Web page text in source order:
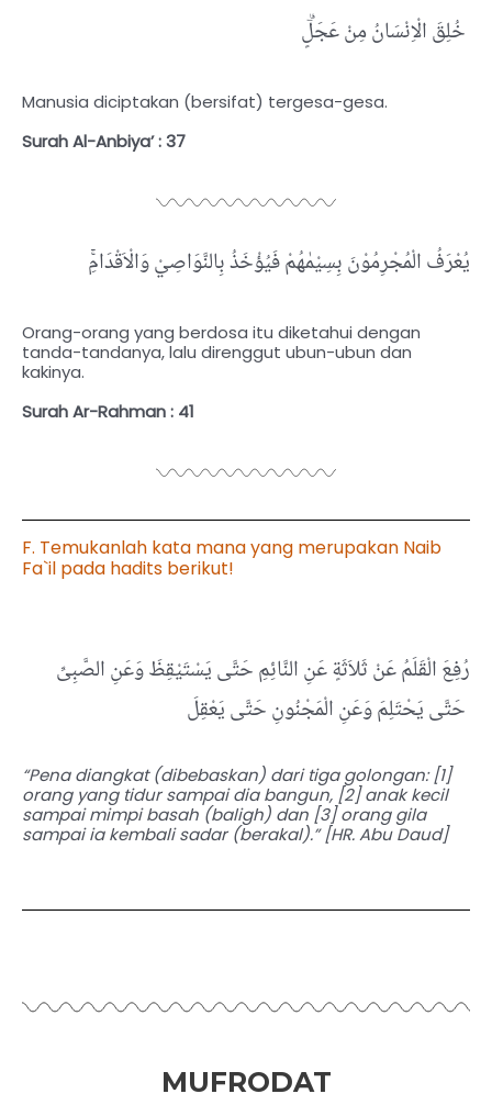
Manusia diciptakan (bersifat) tergesa-gesa.
Surah Al-Anbiya’ : 37
يُعْرَفُ الْمُجْرِمُوْنَ بِسِيْمٰهُمْ فَيُؤْخَذُ بِالنَّوَاصِيْ وَالْاَقْدَامِۚ
Orang-orang yang berdosa itu diketahui dengan
tanda-tandanya, lalu direnggut ubun-ubun dan
kakinya.
Surah Ar-Rahman : 41
F. Temukanlah kata mana yang merupakan Naib
Fa`il pada hadits berikut!
رُفِعَ الْقَلَمُ عَنْ ثَلاَثَةٍ عَنِ النَّائِمِ حَتَّى يَسْتَيْقِظَ وَعَنِ الصَّبِىِّ
“Pena diangkat (dibebaskan) dari tiga golongan: [1]
orang yang tidur sampai dia bangun, [2] anak kecil
sampai mimpi basah (baligh) dan [3] orang gila
sampai ia kembali sadar (berakal).” [HR. Abu Daud]
MUFRODAT